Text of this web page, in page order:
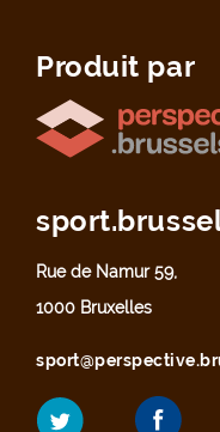
Produit par
Rue de Namur 59,
1000 Bruxelles